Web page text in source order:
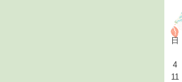
日
4
11